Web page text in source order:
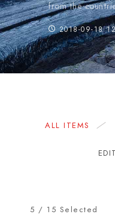
from the
2018-09-18
ALL ITEMS
5 / 15 Selected